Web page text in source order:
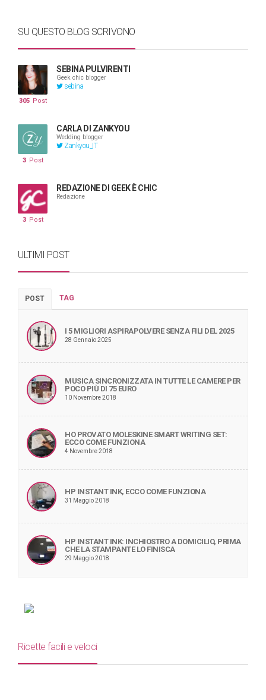
SU QUESTO BLOG SCRIVONO
SEBINA PULVIRENTI
Geek chic blogger
sebina
305 Post
CARLA DI ZANKYOU
Wedding blogger
Zankyou_IT
3 Post
REDAZIONE DI GEEK È CHIC
Redazione
3 Post
ULTIMI POST
POST TAG
I 5 MIGLIORI ASPIRAPOLVERE SENZA FILI DEL 2025
28 Gennaio 2025
MUSICA SINCRONIZZATA IN TUTTE LE CAMERE PER
POCO PIÙ DI 75 EURO
10 Novembre 2018
HO PROVATO MOLESKINE SMART WRITING SET:
ECCO COME FUNZIONA
4 Novembre 2018
HP INSTANT INK, ECCO COME FUNZIONA
31 Maggio 2018
HP INSTANT INK: INCHIOSTRO A DOMICILIO, PRIMA
CHE LA STAMPANTE LO FINISCA
29 Maggio 2018
Ricette facili e veloci